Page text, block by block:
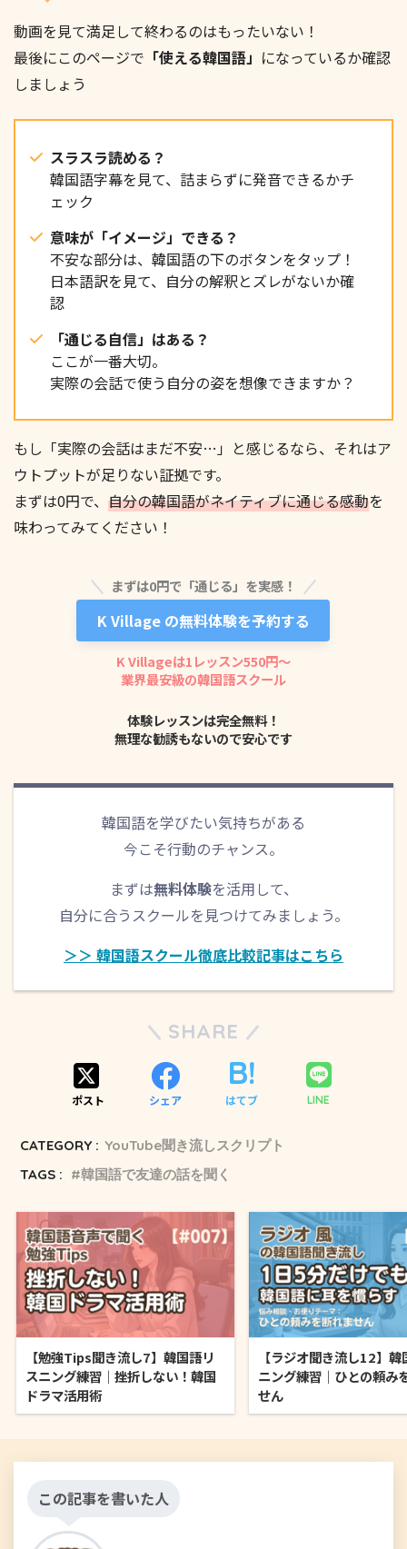
그냥 아무 생각 안 하고 푹 쉬는 게 답일까요?
원래는 그냥 다음 날 피곤한 정도라고만 가볍게 생각했
거든요.
근데 수면 부족이 계속되면 스트레스도 심해지고 감정
조절이 어려워진대요.
듣고 보니까 요즘 제가 괜히 예민했던 것도 다 잠 때문
이었나 싶더라고요.
돈 버는 것도 중요하지만 결국 몸이 건강해야 의미가
오늘 밤부터는 무슨 일이 있어도 무조건 일찍 잘 생각
動画を見て満足して終わるのはもったいない！
最後にこのページで 「使える韓国語」 になっているか確認
しましょう
スラスラ読める？
韓国語字幕を見て、詰まらずに発音できるかチ
ェック
意味が「イメージ」できる？
不安な部分は、韓国語の下のボタンをタップ！
日本語訳を見て、自分の解釈とズレがないか確
認
「通じる自信」はある？
ここが一番大切。
実際の会話で使う自分の姿を想像できますか？
もし「実際の会話はまだ不安…」と感じるなら、それはア
ウトプットが足りない証拠です。
まずは0円で、 自分の韓国語がネイティブに通じる感動を
味わってみてください！
まずは0円で「通じる」を実感！
K Village の無料体験を予約する
K Villageは1レッスン550円〜
業界最安級の韓国語スクール
体験レッスンは完全無料！
無理な勧誘もないので安心です
韓国語を学びたい気持ちがある
今こそ行動のチャンス。
まずは無料体験を活用して、
自分に合うスクールを見つけてみましょう。
＞＞ 韓国語スクール徹底比較記事はこちら
SHARE
ポスト シェア はてブ LINE
CATEGORY : YouTube聞き流しスクリプト
TAGS :
韓国語で友達の話を聞く
【勉強Tips聞き流し7】韓国語リ
スニング練習｜挫折しない！韓国
ドラマ活用術
【ラジオ聞き流し12】
ニング練習｜ひとの頼み
せん
この記事を書いた人